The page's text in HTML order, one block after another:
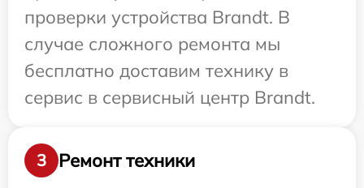
проверки устройства Brandt. В
случае сложного ремонта мы
бесплатно доставим технику в
сервис в сервисный центр Brandt.
3
Ремонт техники